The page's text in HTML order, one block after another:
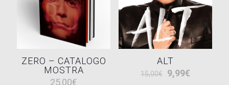
ZERO – CATALOGO
MOSTRA
25,00€
ALT
15,00€ Il
9,99€Il